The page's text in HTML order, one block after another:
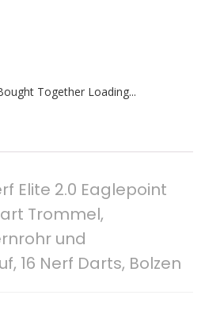
Together Loading...
Elite 2.0 Eaglepoint
Trommel,
und
16 Nerf Darts, Bolzen